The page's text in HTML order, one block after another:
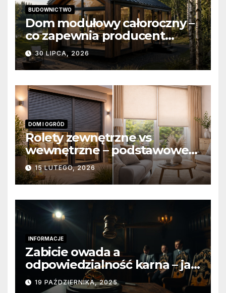
BUDOWNICTWO
Dom modułowy całoroczny –
co zapewnia producent
domów modułowych?
30 LIPCA, 2026
DOM I OGRÓD
Rolety zewnętrzne vs
wewnętrzne – podstawowe
różnice konstrukcyjne i
funkcjonalne
15 LUTEGO, 2026
INFORMACJE
Zabicie owada a
odpowiedzialność karna – jak
wygląda to w praktyce?
19 PAŹDZIERNIKA, 2025